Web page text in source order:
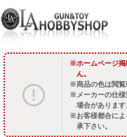
ホームページ
ん。
商品の色は閲覧
メーカーの仕
場合があります
お客様都合に
承下さい。